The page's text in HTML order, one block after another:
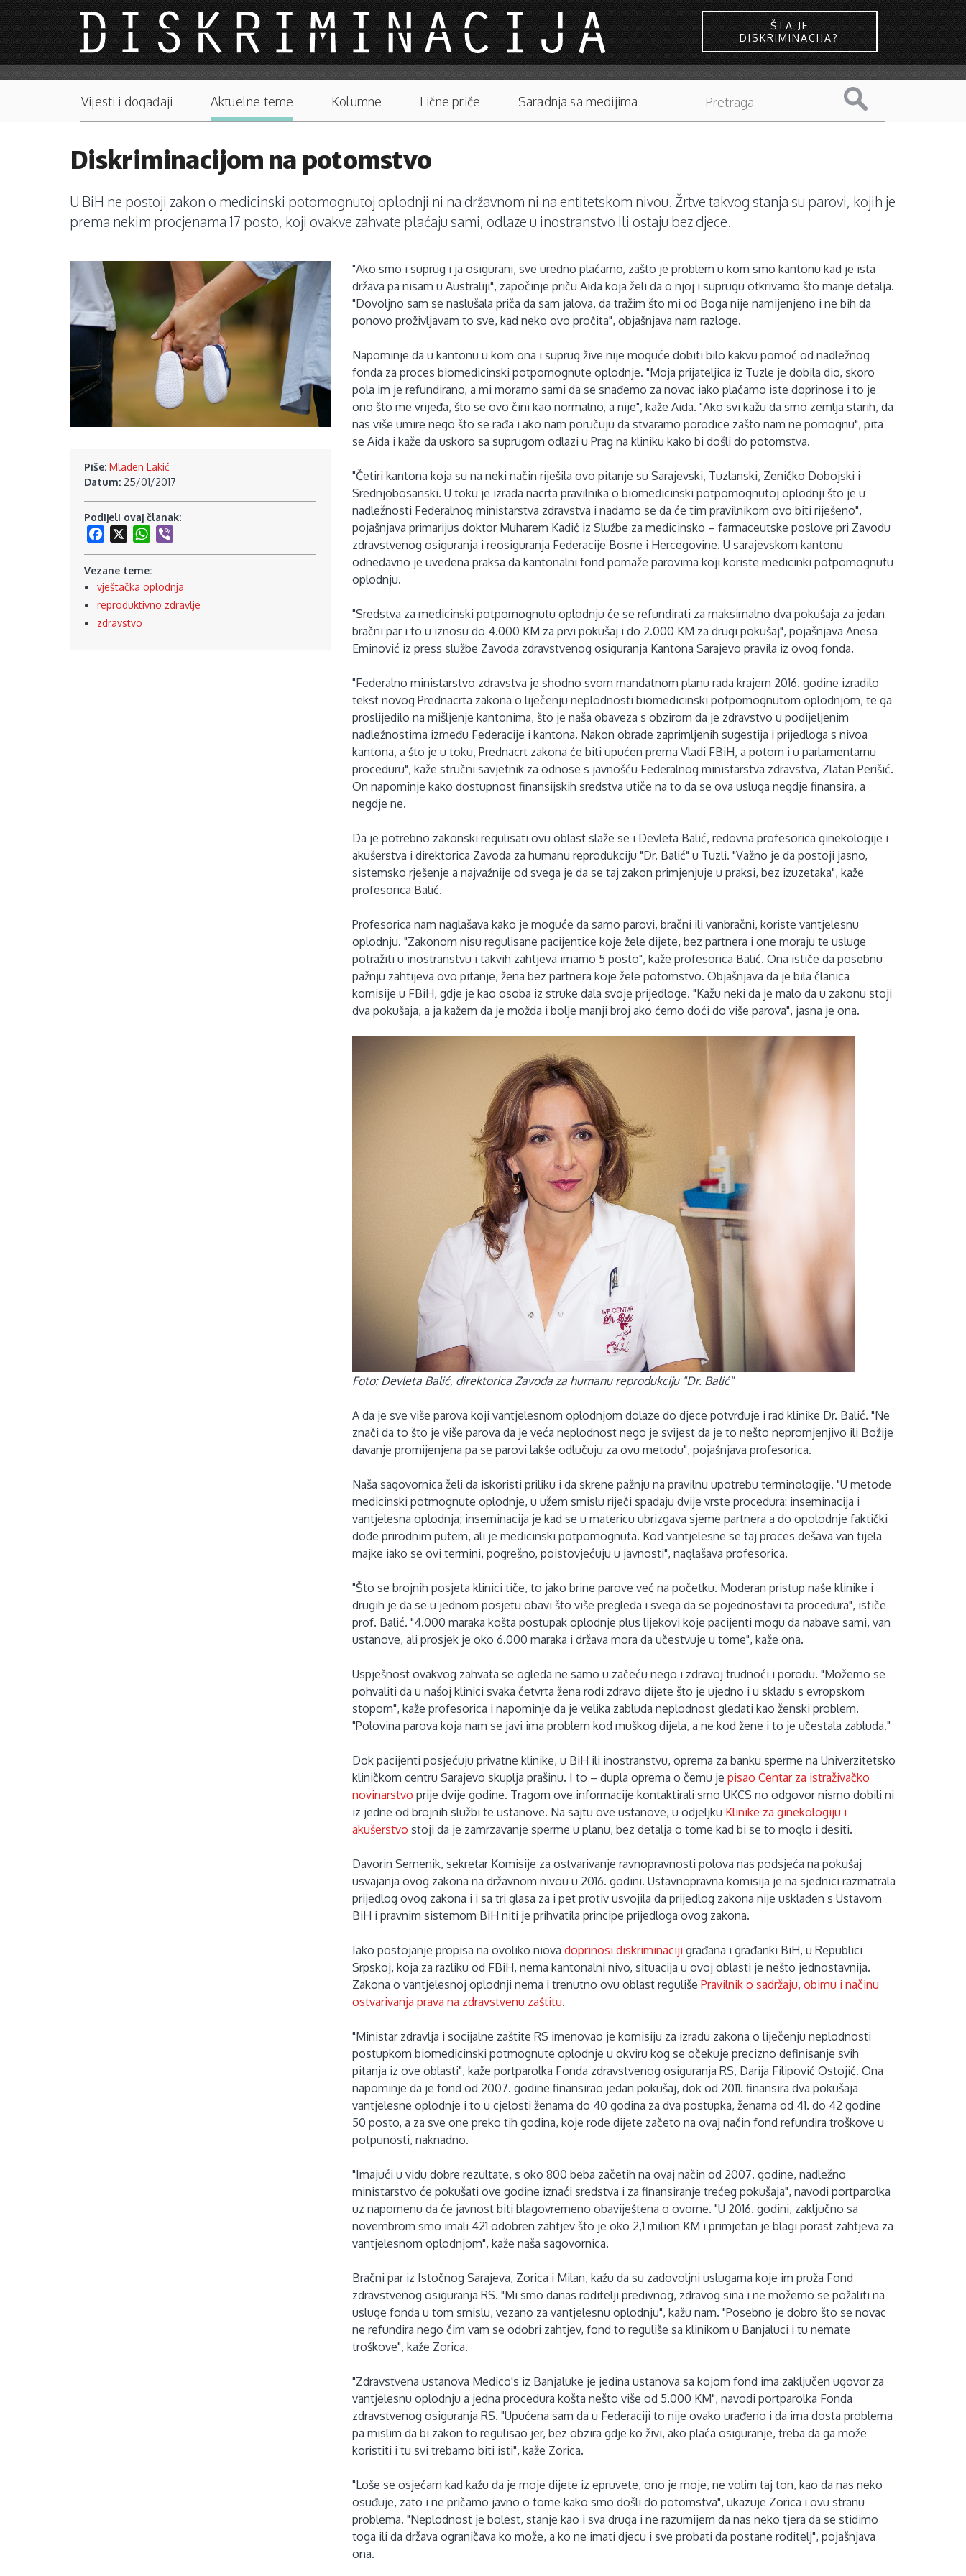
Skip to main content
ŠTA JE
DISKRIMINACIJA?
Main menu
Vijesti i događaji Aktuelne teme Kolumne Lične priče Saradnja sa medijima
Diskriminacijom na potomstvo
U BiH ne postoji zakon o medicinski potomognutoj oplodnji ni na državnom ni na entitetskom nivou. Žrtve takvog stanja su parovi, kojih je
prema nekim procjenama 17 posto, koji ovakve zahvate plaćaju sami, odlaze u inostranstvo ili ostaju bez djece.
Piše: Mladen Lakić
Datum: 25/01/2017
Podijeli ovaj članak:
Facebook
WhatsApp
Vezane teme:
vještačka oplodnja
reproduktivno zdravlje
zdravstvo
"Ako smo i suprug i ja osigurani, sve uredno plaćamo, zašto je problem u kom smo kantonu kad je ista
država pa nisam u Australiji", započinje priču Aida koja želi da o njoj i suprugu otkrivamo što manje detalja.
"Dovoljno sam se naslušala priča da sam jalova, da tražim što mi od Boga nije namijenjeno i ne bih da
ponovo proživljavam to sve, kad neko ovo pročita", objašnjava nam razloge.
Napominje da u kantonu u kom ona i suprug žive nije moguće dobiti bilo kakvu pomoć od nadležnog
fonda za proces biomedicinski potpomognute oplodnje. "Moja prijateljica iz Tuzle je dobila dio, skoro
pola im je refundirano, a mi moramo sami da se snađemo za novac iako plaćamo iste doprinose i to je
ono što me vrijeđa, što se ovo čini kao normalno, a nije", kaže Aida. "Ako svi kažu da smo zemlja starih, da
nas više umire nego što se rađa i ako nam poručuju da stvaramo porodice zašto nam ne pomognu", pita
se Aida i kaže da uskoro sa suprugom odlazi u Prag na kliniku kako bi došli do potomstva.
"Četiri kantona koja su na neki način riješila ovo pitanje su Sarajevski, Tuzlanski, Zeničko Dobojski i
Srednjobosanski. U toku je izrada nacrta pravilnika o biomedicinski potpomognutoj oplodnji što je u
nadležnosti Federalnog ministarstva zdravstva i nadamo se da će tim pravilnikom ovo biti riješeno",
pojašnjava primarijus doktor Muharem Kadić iz Službe za medicinsko – farmaceutske poslove pri Zavodu
zdravstvenog osiguranja i reosiguranja Federacije Bosne i Hercegovine. U sarajevskom kantonu
odnedavno je uvedena praksa da kantonalni fond pomaže parovima koji koriste medicinki potpomognutu
oplodnju.
"Sredstva za medicinski potpomognutu oplodnju će se refundirati za maksimalno dva pokušaja za jedan
bračni par i to u iznosu do 4.000 KM za prvi pokušaj i do 2.000 KM za drugi pokušaj", pojašnjava Anesa
Eminović iz press službe Zavoda zdravstvenog osiguranja Kantona Sarajevo pravila iz ovog fonda.
"Federalno ministarstvo zdravstva je shodno svom mandatnom planu rada krajem 2016. godine izradilo
tekst novog Prednacrta zakona o liječenju neplodnosti biomedicinski potpomognutom oplodnjom, te ga
proslijedilo na mišljenje kantonima, što je naša obaveza s obzirom da je zdravstvo u podijeljenim
nadležnostima između Federacije i kantona. Nakon obrade zaprimljenih sugestija i prijedloga s nivoa
kantona, a što je u toku, Prednacrt zakona će biti upućen prema Vladi FBiH, a potom i u parlamentarnu
proceduru", kaže stručni savjetnik za odnose s javnošću Federalnog ministarstva zdravstva, Zlatan Perišić.
On napominje kako dostupnost finansijskih sredstva utiče na to da se ova usluga negdje finansira, a
negdje ne.
Da je potrebno zakonski regulisati ovu oblast slaže se i Devleta Balić, redovna profesorica ginekologije i
akušerstva i direktorica Zavoda za humanu reprodukciju "Dr. Balić" u Tuzli. "Važno je da postoji jasno,
sistemsko rješenje a najvažnije od svega je da se taj zakon primjenjuje u praksi, bez izuzetaka", kaže
profesorica Balić.
Profesorica nam naglašava kako je moguće da samo parovi, bračni ili vanbračni, koriste vantjelesnu
oplodnju. "Zakonom nisu regulisane pacijentice koje žele dijete, bez partnera i one moraju te usluge
potražiti u inostranstvu i takvih zahtjeva imamo 5 posto", kaže profesorica Balić. Ona ističe da posebnu
pažnju zahtijeva ovo pitanje, žena bez partnera koje žele potomstvo. Objašnjava da je bila članica
komisije u FBiH, gdje je kao osoba iz struke dala svoje prijedloge. "Kažu neki da je malo da u zakonu stoji
dva pokušaja, a ja kažem da je možda i bolje manji broj ako ćemo doći do više parova", jasna je ona.
Foto: Devleta Balić, direktorica Zavoda za humanu reprodukciju "Dr. Balić"
A da je sve više parova koji vantjelesnom oplodnjom dolaze do djece potvrđuje i rad klinike Dr. Balić. "Ne
znači da to što je više parova da je veća neplodnost nego je svijest da je to nešto nepromjenjivo ili Božije
davanje promijenjena pa se parovi lakše odlučuju za ovu metodu", pojašnjava profesorica.
Naša sagovornica želi da iskoristi priliku i da skrene pažnju na pravilnu upotrebu terminologije. "U metode
medicinski potmognute oplodnje, u užem smislu riječi spadaju dvije vrste procedura: inseminacija i
vantjelesna oplodnja; inseminacija je kad se u matericu ubrizgava sjeme partnera a do opolodnje faktički
dođe prirodnim putem, ali je medicinski potpomognuta. Kod vantjelesne se taj proces dešava van tijela
majke iako se ovi termini, pogrešno, poistovjećuju u javnosti", naglašava profesorica.
"Što se brojnih posjeta klinici tiče, to jako brine parove već na početku. Moderan pristup naše klinike i
drugih je da se u jednom posjetu obavi što više pregleda i svega da se pojednostavi ta procedura", ističe
prof. Balić. "4.000 maraka košta postupak oplodnje plus lijekovi koje pacijenti mogu da nabave sami, van
ustanove, ali prosjek je oko 6.000 maraka i država mora da učestvuje u tome", kaže ona.
Uspješnost ovakvog zahvata se ogleda ne samo u začeću nego i zdravoj trudnoći i porodu. "Možemo se
pohvaliti da u našoj klinici svaka četvrta žena rodi zdravo dijete što je ujedno i u skladu s evropskom
stopom", kaže profesorica i napominje da je velika zabluda neplodnost gledati kao ženski problem.
"Polovina parova koja nam se javi ima problem kod muškog dijela, a ne kod žene i to je učestala zabluda."
Dok pacijenti posjećuju privatne klinike, u BiH ili inostranstvu, oprema za banku sperme na Univerzitetsko
kliničkom centru Sarajevo skuplja prašinu. I to – dupla oprema o čemu jepisao Centar za istraživačko
novinarstvo prije dvije godine. Tragom ove informacije kontaktirali smo UKCS no odgovor nismo dobili ni
iz jedne od brojnih službi te ustanove. Na sajtu ove ustanove, u odjeljku Klinike za ginekologiju i
akušerstvo stoji da je zamrzavanje sperme u planu, bez detalja o tome kad bi se to moglo i desiti.
Davorin Semenik, sekretar Komisije za ostvarivanje ravnopravnosti polova nas podsjeća na pokušaj
usvajanja ovog zakona na državnom nivou u 2016. godini. Ustavnopravna komisija je na sjednici razmatrala
prijedlog ovog zakona i i sa tri glasa za i pet protiv usvojila da prijedlog zakona nije usklađen s Ustavom
BiH i pravnim sistemom BiH niti je prihvatila principe prijedloga ovog zakona.
Iako postojanje propisa na ovoliko niovadoprinosi diskriminaciji građana i građanki BiH, u Republici
Srpskoj, koja za razliku od FBiH, nema kantonalni nivo, situacija u ovoj oblasti je nešto jednostavnija.
Zakona o vantjelesnoj oplodnji nema i trenutno ovu oblast regulišePravilnik o sadržaju, obimu i načinu
ostvarivanja prava na zdravstvenu zaštitu.
"Ministar zdravlja i socijalne zaštite RS imenovao je komisiju za izradu zakona o liječenju neplodnosti
postupkom biomedicinski potmognute oplodnje u okviru kog se očekuje precizno definisanje svih
pitanja iz ove oblasti", kaže portparolka Fonda zdravstvenog osiguranja RS, Darija Filipović Ostojić. Ona
napominje da je fond od 2007. godine finansirao jedan pokušaj, dok od 2011. finansira dva pokušaja
vantjelesne oplodnje i to u cjelosti ženama do 40 godina za dva postupka, ženama od 41. do 42 godine
50 posto, a za sve one preko tih godina, koje rode dijete začeto na ovaj način fond refundira troškove u
potpunosti, naknadno.
"Imajući u vidu dobre rezultate, s oko 800 beba začetih na ovaj način od 2007. godine, nadležno
ministarstvo će pokušati ove godine iznaći sredstva i za finansiranje trećeg pokušaja", navodi portparolka
uz napomenu da će javnost biti blagovremeno obaviještena o ovome. "U 2016. godini, zaključno sa
novembrom smo imali 421 odobren zahtjev što je oko 2,1 milion KM i primjetan je blagi porast zahtjeva za
vantjelesnom oplodnjom", kaže naša sagovornica.
Bračni par iz Istočnog Sarajeva, Zorica i Milan, kažu da su zadovoljni uslugama koje im pruža Fond
zdravstvenog osiguranja RS. "Mi smo danas roditelji predivnog, zdravog sina i ne možemo se požaliti na
usluge fonda u tom smislu, vezano za vantjelesnu oplodnju", kažu nam. "Posebno je dobro što se novac
ne refundira nego čim vam se odobri zahtjev, fond to reguliše sa klinikom u Banjaluci i tu nemate
troškove", kaže Zorica.
"Zdravstvena ustanova Medico's iz Banjaluke je jedina ustanova sa kojom fond ima zaključen ugovor za
vantjelesnu oplodnju a jedna procedura košta nešto više od 5.000 KM", navodi portparolka Fonda
zdravstvenog osiguranja RS. "Upućena sam da u Federaciji to nije ovako urađeno i da ima dosta problema
pa mislim da bi zakon to regulisao jer, bez obzira gdje ko živi, ako plaća osiguranje, treba da ga može
koristiti i tu svi trebamo biti isti", kaže Zorica.
"Loše se osjećam kad kažu da je moje dijete iz epruvete, ono je moje, ne volim taj ton, kao da nas neko
osuđuje, zato i ne pričamo javno o tome kako smo došli do potomstva", ukazuje Zorica i ovu stranu
problema. "Neplodnost je bolest, stanje kao i sva druga i ne razumijem da nas neko tjera da se stidimo
toga ili da država ograničava ko može, a ko ne imati djecu i sve probati da postane roditelj", pojašnjava
ona.